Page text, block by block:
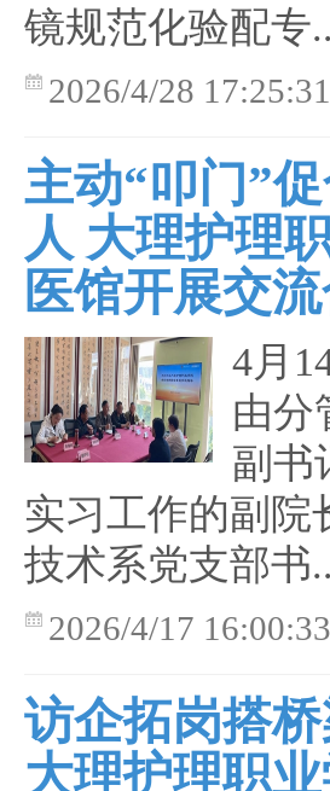
镜规范化验配专
2026/4/28 17:25:31
主动“叩门”
人 大理护理
医馆开展交
4月
由分
副书
实习工作的副院
技术系党支部书
2026/4/17 16:00:33
访企拓岗搭
大理护理职